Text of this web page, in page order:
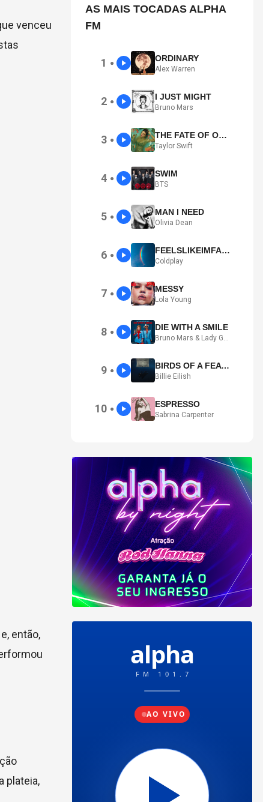
venceu
então,
plateia,
AS MAIS TOCADAS ALPHA
FM
1 ● ORDINARY
Alex Warren
2 ● I JUST MIGHT
Bruno Mars
3 ● THE FATE OF OPHELIA
Taylor Swift
4 ● SWIM
BTS
5 ● MAN I NEED
Olivia Dean
6 ● FEELSLIKEIMFALLINGINLOVE
Coldplay
7 ● MESSY
Lola Young
8 ● DIE WITH A SMILE
Bruno Mars & Lady Gaga
9 ● BIRDS OF A FEATHER
Billie Eilish
10 ● ESPRESSO
Sabrina Carpenter